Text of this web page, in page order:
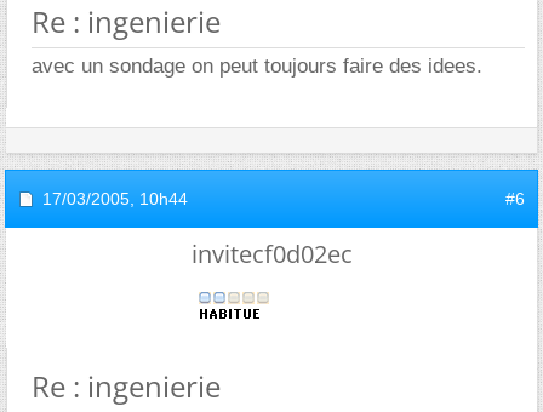
Re : ingenierie
avec un sondage on peut toujours faire des idees.
17/03/2005, 10h44 #6
invitecf0d02ec
Re : ingenierie